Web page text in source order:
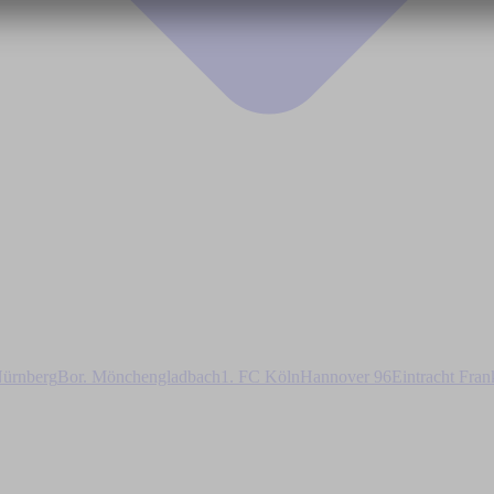
Bor. Mönchengladbach 1. FC Köln Hannover 96Eintracht